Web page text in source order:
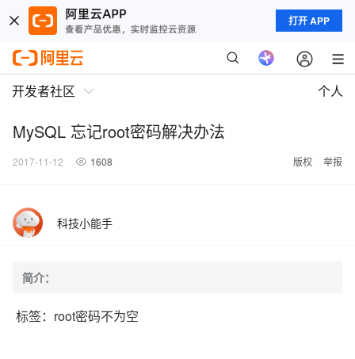
打开 APP
开发者社区 个人
MySQL 忘记root密码解决办法
2017-11-12 1608 版权 举报
科技小能手
简介：
标签：root密码不为空